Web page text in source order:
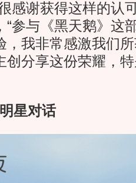
谢获得这样的认
“参与《黑天鹅》这
，我非常感激我们
创分享这份荣耀，
星对话